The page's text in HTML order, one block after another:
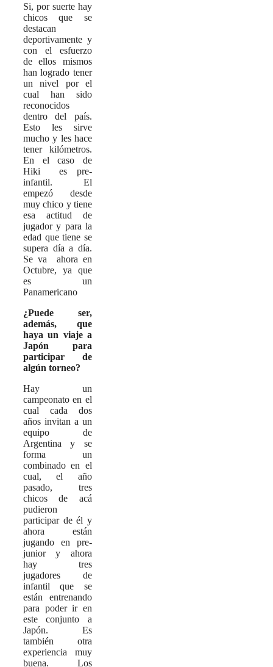
Si, por suerte hay
chicos que se
destacan
deportivamente y
con el esfuerzo
de ellos mismos
han logrado tener
un nivel por el
cual han sido
reconocidos
dentro del país.
Esto les sirve
mucho y les hace
tener kilómetros.
En el caso de
Hiki es pre-
infantil. El
empezó desde
muy chico y tiene
esa actitud de
jugador y para la
edad que tiene se
supera día a día.
Se va ahora en
Octubre, ya que
es un
Panamericano
¿Puede ser,
además, que
haya un viaje a
Japón para
participar de
algún torneo?
Hay un
campeonato en el
cual cada dos
años invitan a un
equipo de
Argentina y se
forma un
combinado en el
cual, el año
pasado, tres
chicos de acá
pudieron
participar de él y
ahora están
jugando en pre-
junior y ahora
hay tres
jugadores de
infantil que se
están entrenando
para poder ir en
este conjunto a
Japón. Es
también otra
experiencia muy
buena. Los